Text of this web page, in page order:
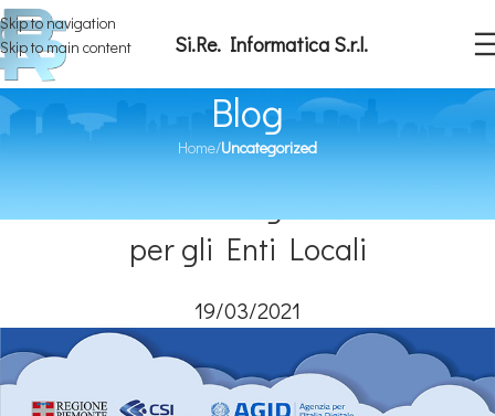
Skip to navigation
Skip to main content
Si.Re. Informatica S.r.l.
Blog
Home/Uncategorized
per gli Enti Locali
19/03/2021